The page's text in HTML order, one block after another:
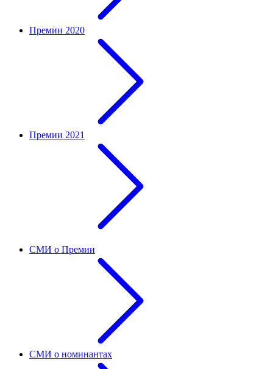
Премии 2020
Премии 2021
СМИ о Премии
СМИ о номинантах